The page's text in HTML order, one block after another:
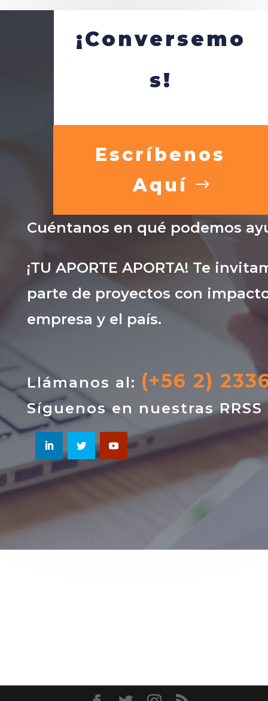
¡Conversemo
s!
Escríbenos
Aquí
Cuéntanos en qué podemos
¡TU APORTE APORTA! Te
parte de proyectos con
empresa y el país.
Llámanos al: (+56 2)
Síguenos en nuestras RRSS